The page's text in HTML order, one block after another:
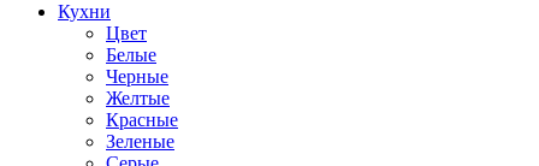
Кухни
Цвет
Белые
Черные
Желтые
Красные
Зеленые